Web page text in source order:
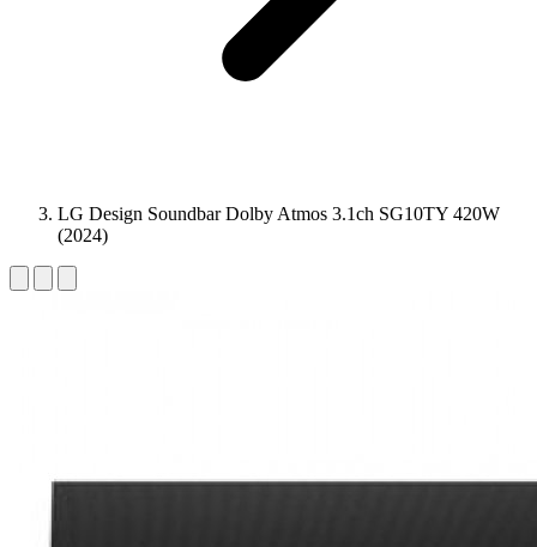
LG Design Soundbar Dolby Atmos 3.1ch SG10TY 420W
(2024)